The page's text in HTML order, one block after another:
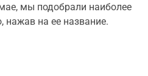
мы подобрали наиболее
нажав на ее название.